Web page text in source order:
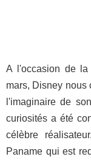
A l'occasion de
mars, Disney nous
l'imaginaire de
curiosités a été
célèbre
Paname qui est